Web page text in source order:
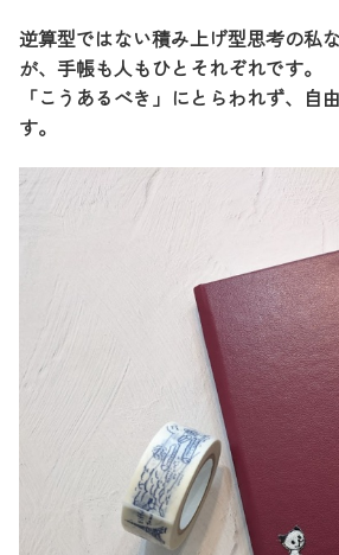
逆算型ではない積み上げ型思考の私
が、手帳も人もひとそれぞれです。
「こうあるべき」にとらわれず、自
す。